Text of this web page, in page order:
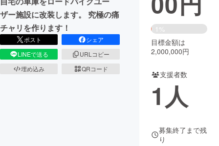
ビジネス・起業 チャレンジ
まちづくり・地域活性化
CAMPFIRE Creation
コミュニティ
ザー施設に改装します。 究極の痛
チャリを作ります！
ポスト
シェア
LINEで送る
URLコピー
埋め込み
QRコード
1%
目標金額は
2,000,000円
支援者数
1人
募集終了まで残
り